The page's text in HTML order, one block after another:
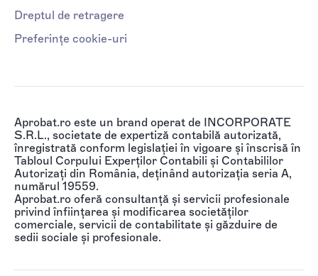
Dreptul de retragere
Preferințe cookie-uri
Aprobat.ro este un brand operat de INCORPORATE
S.R.L., societate de expertiză contabilă autorizată,
înregistrată conform legislației în vigoare și înscrisă în
Tabloul Corpului Experților Contabili și Contabililor
Autorizați din România, deținând autorizația seria A,
numărul 19559.
Aprobat.ro oferă consultanță și servicii profesionale
privind înființarea și modificarea societăților
comerciale, servicii de contabilitate și găzduire de
sedii sociale și profesionale.